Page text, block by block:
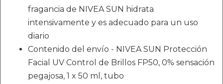
fragancia de NIVEA SUN hidrata
intensivamente y es adecuado para un uso
diario
Contenido del envío - NIVEA SUN Protección
Facial UV Control de Brillos FP50, 0% sensación
pegajosa, 1 x 50 ml, tubo